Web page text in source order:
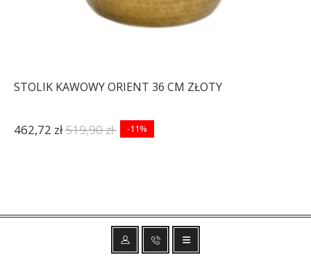
STOLIK KAWOWY ORIENT 36 CM ZŁOTY
462,72 zł519,90 zł -11%